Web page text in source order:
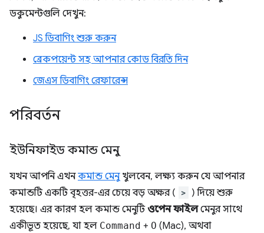
ডকুমেন্টগুলি দেখুন:
JS ডিবাগিং শুরু করুন
ব্রেকপয়েন্ট সহ আপনার কোড বিরতি দিন
জেএস ডিবাগিং রেফারেন্স
পরিবর্তন
ইউনিফাইড কমান্ড মেনু
যখন আপনি এখনকমান্ড মেনুখুলবেন, লক্ষ্য করুন যে আপনার
কমান্ডটি একটি বৃহত্তর-এর চেয়ে বড় অক্ষর ( > ) দিয়ে শুরু
হয়েছে। এর কারণ হল কমান্ড মেনুটিওপেন ফাইলমেনুর সাথে
একীভূত হয়েছে, যা হল Command + O (Mac), অথবা